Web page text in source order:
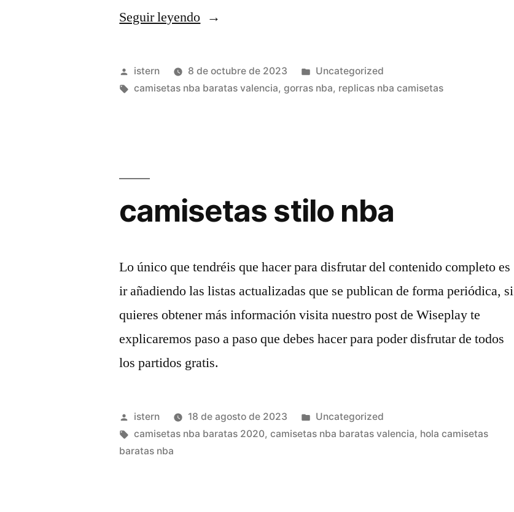
Seguir leyendo«camisetas
acb»
Publicado
por
istern 8 de octubre de 2023
Publicado
en
Uncategorized
Etiquetas:
camisetas nba baratas valencia,gorras nba, replicas nba camisetas
camisetas stilo nba
Lo único que tendréis que hacer para disfrutar del contenido completo es
ir añadiendo las listas actualizadas que se publican de forma periódica, si
quieres obtener más información visita nuestro post de Wiseplay te
explicaremos paso a paso que debes hacer para poder disfrutar de todos
los partidos gratis.
Publicado
por
istern 18 de agosto de 2023
Publicado
en
Uncategorized
Etiquetas:
camisetas nba baratas 2020,camisetas nba baratas valencia, hola camisetas
baratas nba